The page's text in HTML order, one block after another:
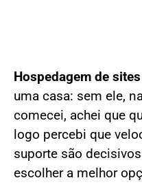
Hospedagem de sites
uma casa: sem ele,
comecei, achei que
logo percebi que
suporte são
escolher a melhor